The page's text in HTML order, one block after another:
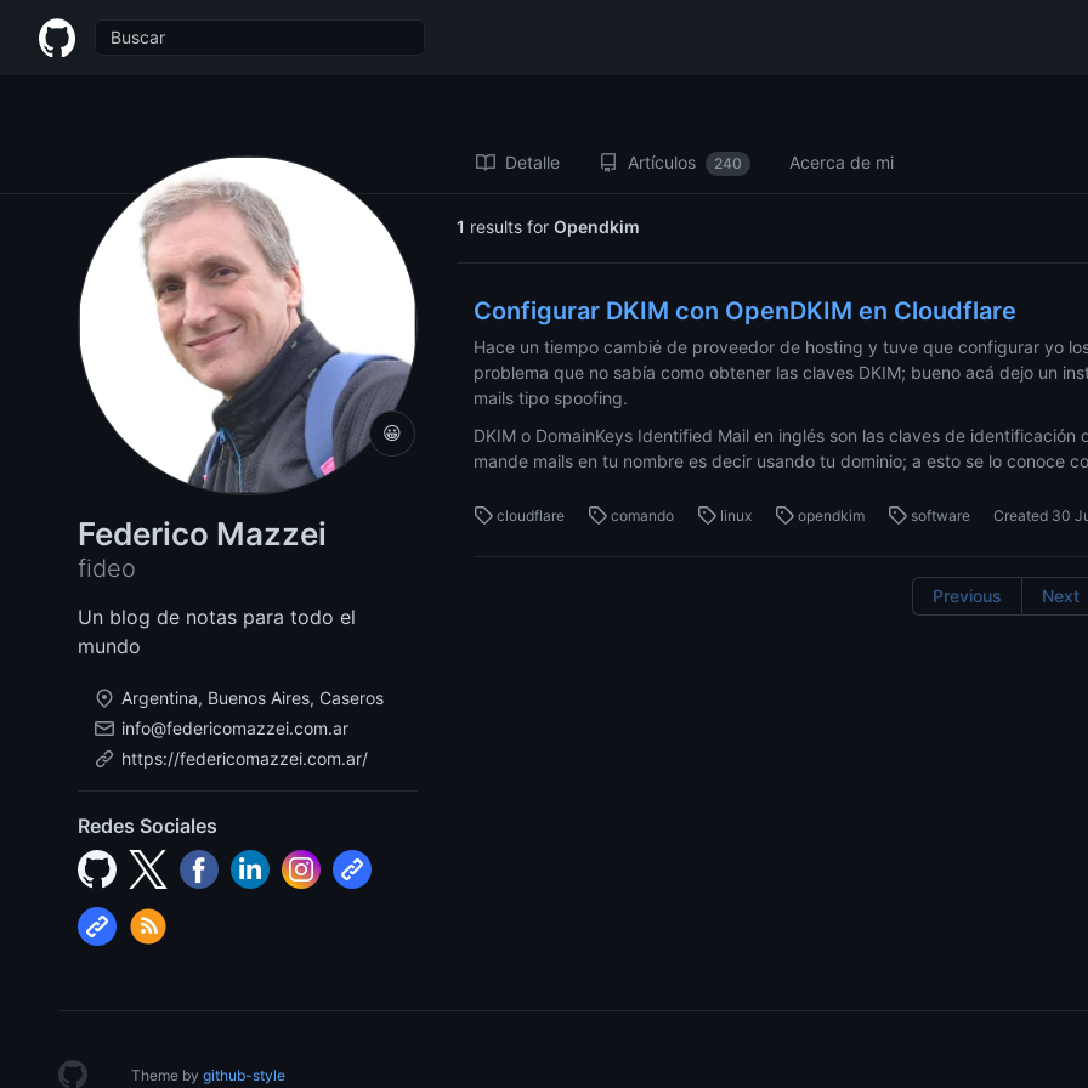
Detalle Artículos 240 Acerca de mi
Federico Mazzei
😀
Federico Mazzei
fideo
Un blog de notas para todo el
mundo
Argentina, Buenos Aires, Caseros
info@federicomazzei.com.ar
https://federicomazzei.com.ar/
Redes Sociales
1 results for Opendkim
Configurar DKIM con OpenDKIM en Cloudflare
Hace un tiempo cambié de proveedor de hosting y tuve que configurar yo
problema que no sabía como obtener las claves DKIM; bueno acá dejo un
mails tipo spoofing.
DKIM o DomainKeys Identified Mail en inglés son las claves de
mande mails en tu nombre es decir usando tu dominio; a esto se lo conoce
cloudflare comando linux opendkim software Created 30
Previous Next
Theme by github-style